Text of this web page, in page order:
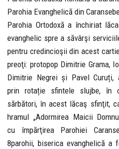
Parohia Evanghelică din
Parohia Ortodoxă a închiriat
evanghelic spre a săvârşi
pentru credincioşii din acest
preoţi: protopop Dimitrie Grama,
Dimitrie Negrei și Pavel Curuți,
prin rotație sfintele slujbe, în
sărbători, în acest lăcaş sfinţit,
hramul „Adormirea Maicii
cu împărţirea Parohiei
8parohii, biserica evanghelică a